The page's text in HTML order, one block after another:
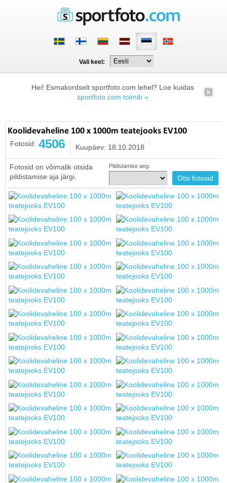
Vali keel:
Hei! Esmakordselt sportfoto.com lehel? Loe kuidas
sportfoto.com toimib »
Koolidevaheline 100 x 1000m teatejooks EV100
Fotosid: 4506 Kuupäev: 18.10.2018
Fotosid on võimalik otsida
pildistamise aja järgi.
Pildistamise aeg: